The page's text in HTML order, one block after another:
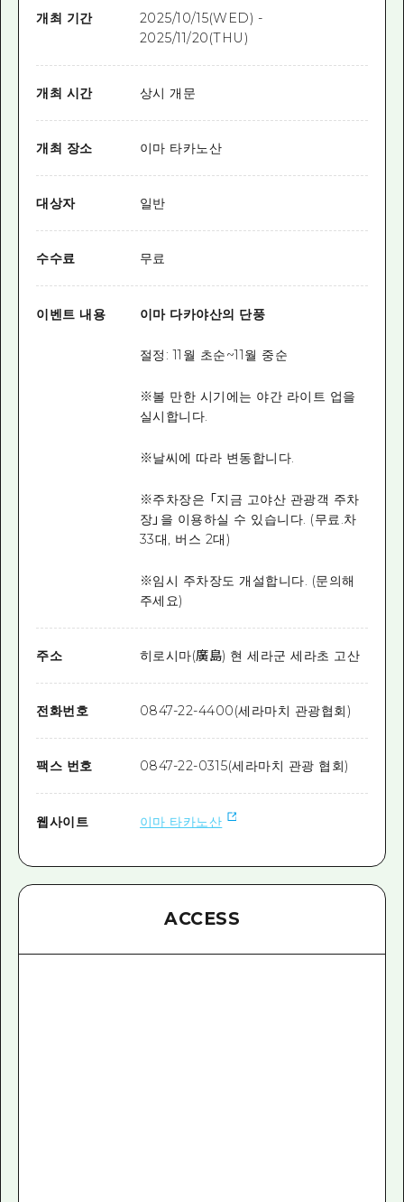
개최 기간
2025/10/15(WED) -
2025/11/20(THU)
개최 시간 상시 개문
개최 장소 이마 타카노산
대상자 일반
수수료 무료
이벤트 내용 이마 다카야산의 단풍
절정: 11월 초순~11월 중순
※볼 만한 시기에는 야간 라이트 업을
실시합니다.
※날씨에 따라 변동합니다.
※주차장은 「지금 고야산 관광객 주차
장」을 이용하실 수 있습니다. (무료.차
33대, 버스 2대)
※임시 주차장도 개설합니다. (문의해
주세요)
주소 히로시마(廣島) 현 세라군 세라초 고산
전화번호 0847-22-4400(세라마치 관광협회)
팩스 번호 0847-22-0315(세라마치 관광 협회)
웹사이트 이마 타카노산
ACCESS